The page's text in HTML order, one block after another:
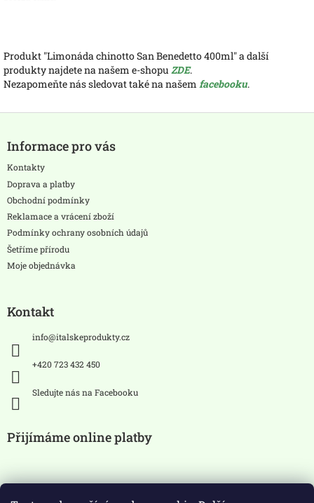
Produkt "Limonáda chinotto San Benedetto 400ml" a další
produkty najdete na našem e-shopu ZDE.
Nezapomeňte nás sledovat také na našem facebooku.
pInformace pro vás
Kontakty
Doprava a platby
Obchodní podmínky
Reklamace a vrácení zboží
Podmínky ochrany osobních údajů
Šetříme přírodu
Moje objednávka
Kontakt
info@italskeprodukty.cz
+420 723 432 450
Sledujte nás na Facebooku
Přijímáme online platby